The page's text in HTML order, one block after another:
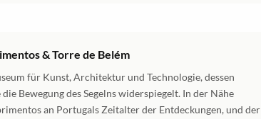
& Torre de Belém
für Kunst, Architektur und Technologie, dessen
Bewegung des Segelns widerspiegelt. In der Nähe
an Portugals Zeitalter der Entdeckungen, und der